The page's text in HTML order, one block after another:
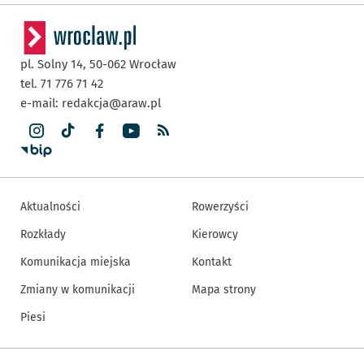
pl. Solny 14, 50-062 Wrocław
tel. 71 776 71 42
e-mail: redakcja@araw.pl
Aktualności
Rozkłady
Komunikacja miejska
Zmiany w komunikacji
Piesi
Rowerzyści
Kierowcy
Kontakt
Mapa strony